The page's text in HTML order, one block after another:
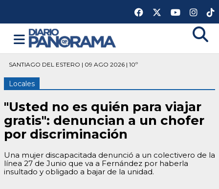
SANTIAGO DEL ESTERO | 09 AGO 2026 | 10º
Locales
"Usted no es quién para viajar
gratis": denuncian a un chofer
por discriminación
Una mujer discapacitada denunció a un colectivero de la
línea 27 de Junio que va a Fernández por haberla
insultado y obligado a bajar de la unidad.